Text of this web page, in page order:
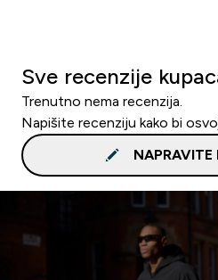
Sve recenzije
Trenutno nema recenzija.
Napišite recenziju kako bi
NAPRAVITE